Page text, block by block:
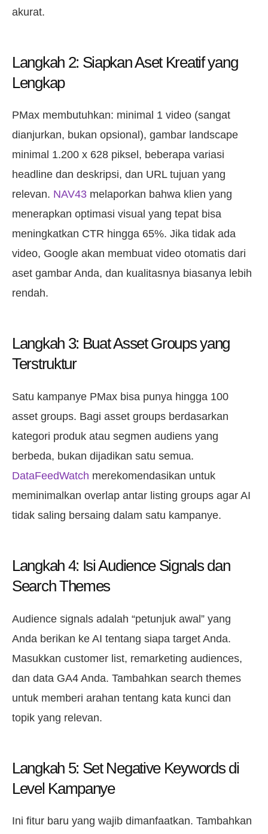
akurat.
Langkah 2: Siapkan Aset Kreatif yang
Lengkap
PMax membutuhkan: minimal 1 video (sangat
dianjurkan, bukan opsional), gambar landscape
minimal 1.200 x 628 piksel, beberapa variasi
headline dan deskripsi, dan URL tujuan yang
relevan. NAV43 melaporkan bahwa klien yang
menerapkan optimasi visual yang tepat bisa
meningkatkan CTR hingga 65%. Jika tidak ada
video, Google akan membuat video otomatis dari
aset gambar Anda, dan kualitasnya biasanya lebih
rendah.
Langkah 3: Buat Asset Groups yang
Terstruktur
Satu kampanye PMax bisa punya hingga 100
asset groups. Bagi asset groups berdasarkan
kategori produk atau segmen audiens yang
berbeda, bukan dijadikan satu semua.
DataFeedWatch merekomendasikan untuk
meminimalkan overlap antar listing groups agar AI
tidak saling bersaing dalam satu kampanye.
Langkah 4: Isi Audience Signals dan
Search Themes
Audience signals adalah “petunjuk awal” yang
Anda berikan ke AI tentang siapa target Anda.
Masukkan customer list, remarketing audiences,
dan data GA4 Anda. Tambahkan search themes
untuk memberi arahan tentang kata kunci dan
topik yang relevan.
Langkah 5: Set Negative Keywords di
Level Kampanye
Ini fitur baru yang wajib dimanfaatkan. Tambahkan